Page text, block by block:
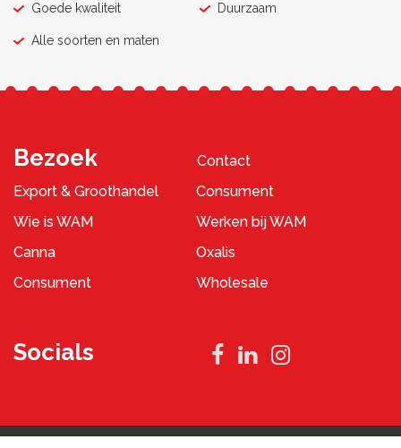
Goede kwaliteit Duurzaam
Alle soorten en maten
Bezoek
Contact
Export & Groothandel
Consument
Wie is WAM
Werken bij WAM
Canna
Oxalis
Consument
Wholesale
Socials